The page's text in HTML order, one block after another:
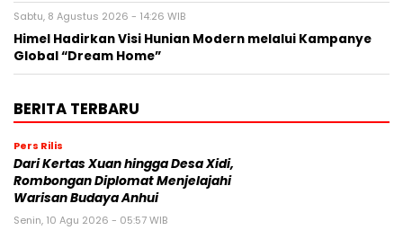
Sabtu, 8 Agustus 2026 - 14:26 WIB
Himel Hadirkan Visi Hunian Modern melalui Kampanye
Global “Dream Home”
BERITA TERBARU
Pers Rilis
Dari Kertas Xuan hingga Desa Xidi,
Rombongan Diplomat Menjelajahi
Warisan Budaya Anhui
Senin, 10 Agu 2026 - 05:57 WIB